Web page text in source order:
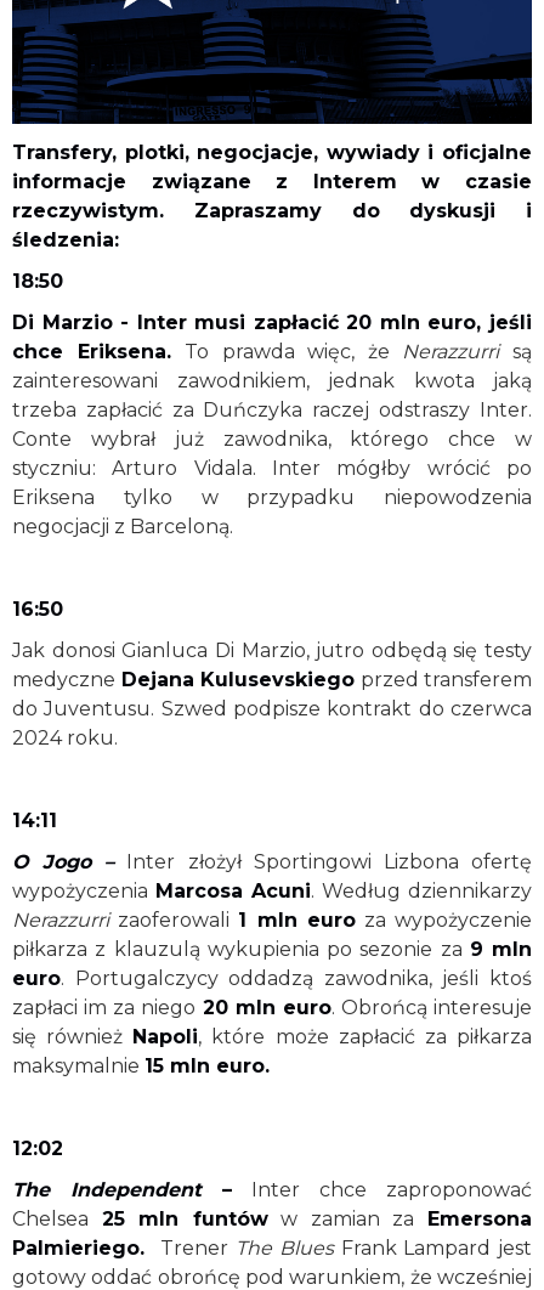
Transfery, plotki, negocjacje, wywiady i oficjalne
informacje związane z Interem w czasie
rzeczywistym. Zapraszamy do dyskusji i
śledzenia:
18:50
Di Marzio - Inter musi zapłacić 20 mln euro, jeśli
chce Eriksena. To prawda więc, że Nerazzurrisą
zainteresowani zawodnikiem, jednak kwota jaką
trzeba zapłacić za Duńczyka raczej odstraszy Inter.
Conte wybrał już zawodnika, którego chce w
styczniu: Arturo Vidala. Inter mógłby wrócić po
Eriksena tylko w przypadku niepowodzenia
negocjacji z Barceloną.
16:50
Jak donosi Gianluca Di Marzio, jutro odbędą się testy
medyczne Dejana Kulusevskiego przed transferem
do Juventusu. Szwed podpisze kontrakt do czerwca
2024 roku.
14:11
O Jogo –Inter złożył Sportingowi Lizbona ofertę
wypożyczenia Marcosa Acuni. Według dziennikarzy
Nerazzurri zaoferowali 1 mln euroza wypożyczenie
piłkarza z klauzulą wykupienia po sezonie za 9 mln
euro. Portugalczycy oddadzą zawodnika, jeśli ktoś
zapłaci im za niego 20 mln euro. Obrońcą interesuje
się również Napoli, które może zapłacić za piłkarza
maksymalnie 15 mln euro.
12:02
The Independent– Inter chce zaproponować
Chelsea 25 mln funtóww zamian za Emersona
Palmieriego. Trener The BluesFrank Lampard jest
gotowy oddać obrońcę pod warunkiem, że wcześniej